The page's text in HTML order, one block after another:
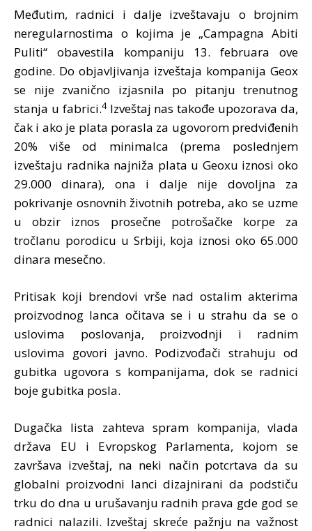
Međutim, radnici i dalje izveštavaju o brojnim
neregularnostima o kojima je „Campagna Abiti
Puliti“ obavestila kompaniju 13. februara ove
godine. Do objavljivanja izveštaja kompanija Geox
se nije zvanično izjasnila po pitanju trenutnog
stanja u fabrici.4Izveštaj nas takođe upozorava da,
čak i ako je plata porasla za ugovorom predviđenih
20% više od minimalca (prema poslednjem
izveštaju radnika najniža plata u Geoxu iznosi oko
29.000 dinara), ona i dalje nije dovoljna za
pokrivanje osnovnih životnih potreba, ako se uzme
u obzir iznos prosečne potrošačke korpe za
tročlanu porodicu u Srbiji, koja iznosi oko 65.000
dinara mesečno.
Pritisak koji brendovi vrše nad ostalim akterima
proizvodnog lanca očitava se i u strahu da se o
uslovima poslovanja, proizvodnji i radnim
uslovima govori javno. Podizvođači strahuju od
gubitka ugovora s kompanijama, dok se radnici
boje gubitka posla.
Dugačka lista zahteva spram kompanija, vlada
država EU i Evropskog Parlamenta, kojom se
završava izveštaj, na neki način potcrtava da su
globalni proizvodni lanci dizajnirani da podstiču
trku do dna u urušavanju radnih prava gde god se
radnici nalazili. Izveštaj skreće pažnju na važnost